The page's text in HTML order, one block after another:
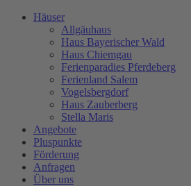
Häuser
Allgäuhaus
Haus Bayerischer Wald
Haus Chiemgau
Ferienparadies Pferdeberg
Ferienland Salem
Vogelsbergdorf
Haus Zauberberg
Stella Maris
Angebote
Pluspunkte
Förderung
Anfragen
Über uns